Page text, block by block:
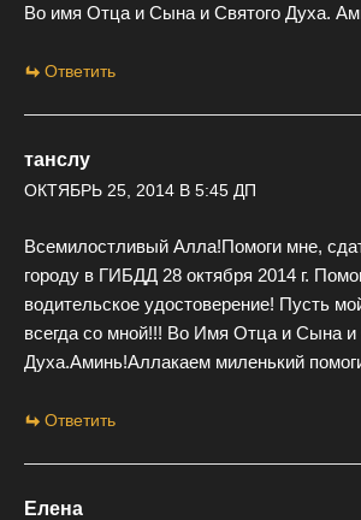
Во имя Отца и Сына и Святого Духа.
Ответить
танслу
ОКТЯБРЬ 25, 2014 В 5:45 ДП
Всемилостливый Алла!Помоги мне,
городу в ГИБДД 28 октября 2014 г.
водительское удостоверение! Пусть
всегда со мной!!! Во Имя Отца и Сына и
Духа.Аминь!Аллакаем миленький
Ответить
Елена